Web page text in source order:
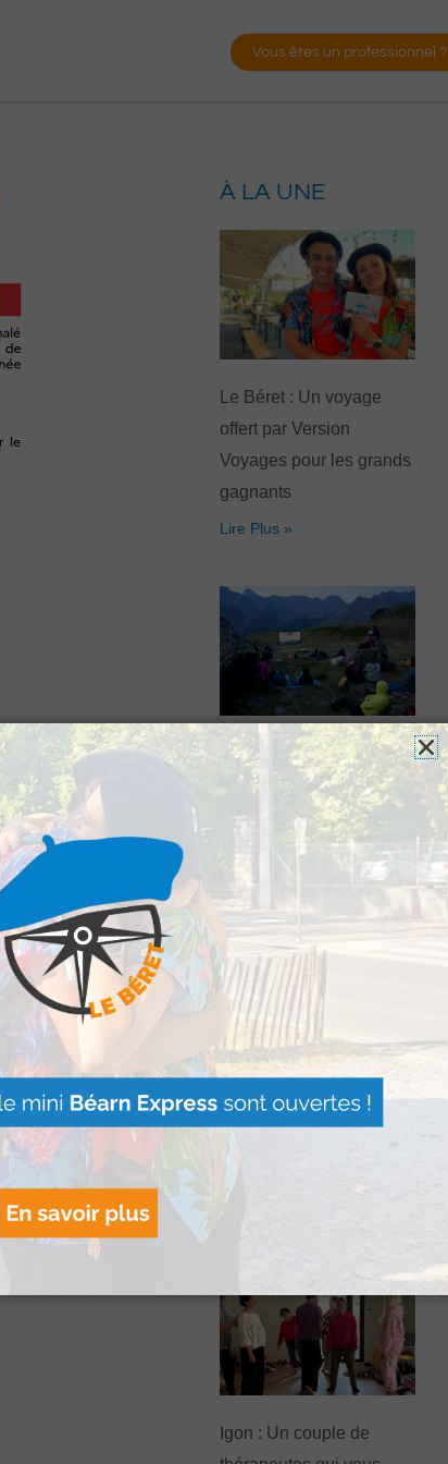
Vous êtes un professionnel ?
À LA UNE
Le Béret : Un voyage
offert par Version
Voyages pour les grands
gagnants
Lire Plus »
Artouste : Le Festival
Image Montagne
s’installe à la Sagette
Lire Plus »
« Vis ma vie de berger »
se poursuit jusqu’à la fin
de l’été à La Pierre Saint-
Martin
Igon : Un couple de